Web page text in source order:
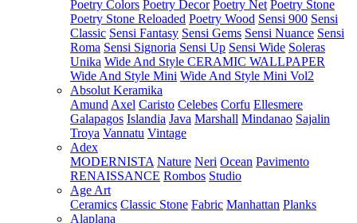
Poetry Colors Poetry Decor Poetry Net Poetry Stone
Poetry Stone Reloaded Poetry Wood Sensi 900 Sensi
Classic Sensi Fantasy Sensi Gems Sensi Nuance Sensi
Roma Sensi Signoria Sensi Up Sensi Wide Soleras
Unika Wide And Style CERAMIC WALLPAPER
Wide And Style Mini Wide And Style Mini Vol2
Absolut Keramika
Amund Axel Caristo Celebes Corfu Ellesmere
Galapagos Islandia Java Marshall Mindanao Sajalin
Troya Vannatu Vintage
Adex
MODERNISTA Nature Neri Ocean Pavimento
RENAISSANCE Rombos Studio
Age Art
Ceramics Classic Stone Fabric Manhattan Planks
Alaplana